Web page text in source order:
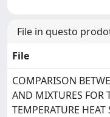
File in questo
File
COMPARISON
AND MIXTURES FOR
TEMPERATURE